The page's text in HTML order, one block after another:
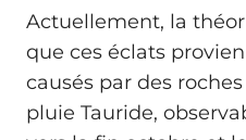
Actuellement, la
que ces éclats
causés par des
pluie Tauride,